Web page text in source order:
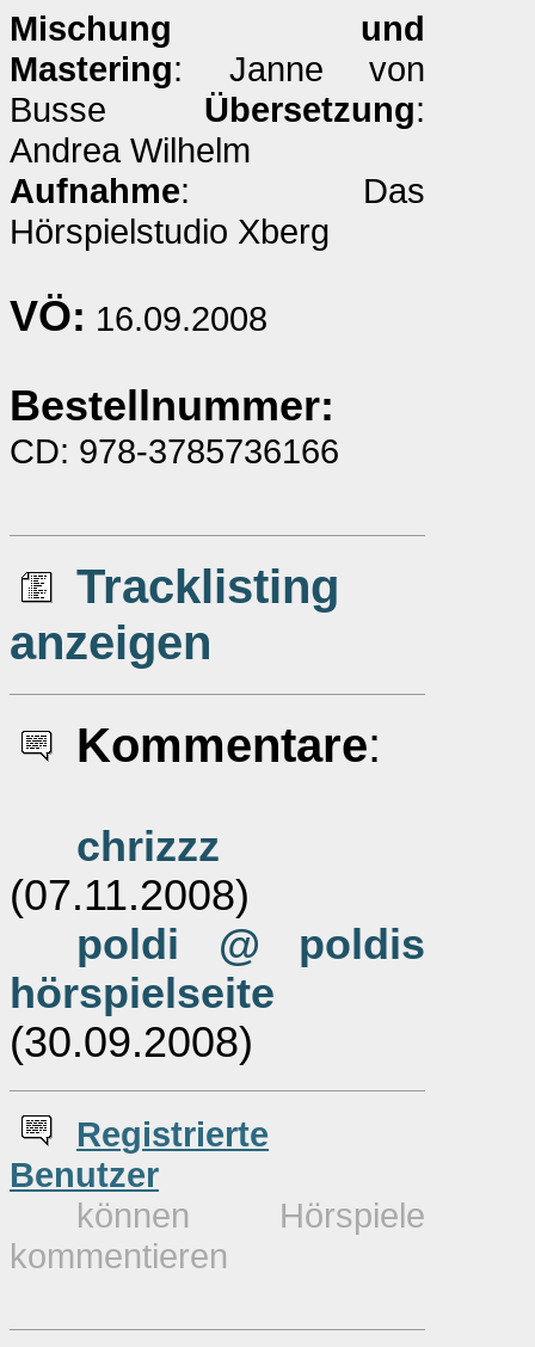
Mischung und
Mastering: Janne von
Busse Übersetzung:
Andrea Wilhelm
Aufnahme: Das
Hörspielstudio Xberg
VÖ: 16.09.2008
Bestellnummer:
CD: 978-3785736166
Tracklisting
anzeigen
Kommentare:
chrizzz
(07.11.2008)
poldi @ poldis
hörspielseite
(30.09.2008)
Registrierte
Benutzer
können Hörspiele
kommentieren